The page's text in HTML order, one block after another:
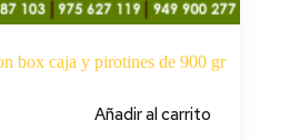
box caja y pirotines de 900 gr
Añadir al carrito